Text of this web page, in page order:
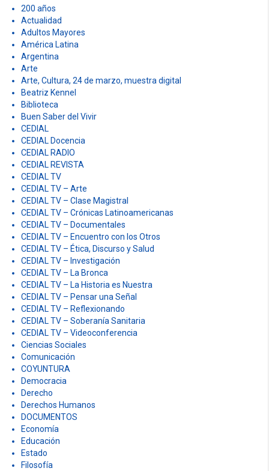
200 años
Actualidad
Adultos Mayores
América Latina
Argentina
Arte
Arte, Cultura, 24 de marzo, muestra digital
Beatriz Kennel
Biblioteca
Buen Saber del Vivir
CEDIAL
CEDIAL Docencia
CEDIAL RADIO
CEDIAL REVISTA
CEDIAL TV
CEDIAL TV – Arte
CEDIAL TV – Clase Magistral
CEDIAL TV – Crónicas Latinoamericanas
CEDIAL TV – Documentales
CEDIAL TV – Encuentro con los Otros
CEDIAL TV – Ética, Discurso y Salud
CEDIAL TV – Investigación
CEDIAL TV – La Bronca
CEDIAL TV – La Historia es Nuestra
CEDIAL TV – Pensar una Señal
CEDIAL TV – Reflexionando
CEDIAL TV – Soberanía Sanitaria
CEDIAL TV – Videoconferencia
Ciencias Sociales
Comunicación
COYUNTURA
Democracia
Derecho
Derechos Humanos
DOCUMENTOS
Economía
Educación
Estado
Filosofía